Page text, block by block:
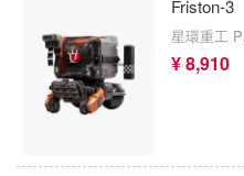
Friston-3
星環重工
¥ 8,910
か
～
雄伝説
流バイファム